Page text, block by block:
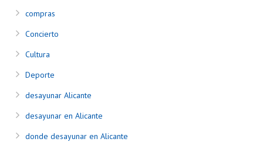
compras
Concierto
Cultura
Deporte
desayunar Alicante
desayunar en Alicante
donde desayunar en Alicante